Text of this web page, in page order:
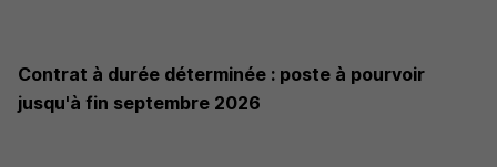
Contrat à durée déterminée : poste à pourvoir
jusqu'à fin septembre 2026